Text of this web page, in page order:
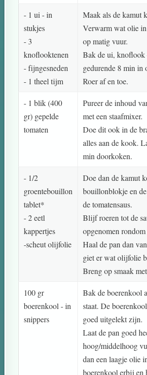
- 1 ui - in
stukjes
- 3
knoflooktenen
- fijngesneden
- 1 theel tijm
Maak als de kamut
Verwarm wat olie
op matig vuur.
Bak de ui,
gedurende 8 min in
Roer af en toe.
- 1 blik (400
gr) gepelde
tomaten
Pureer de inhoud
met een staafmixer.
Doe dit ook in de
alles aan de kook.
min doorkoken.
- 1/2
groentebouillon
tablet*
- 2 eetl
kappertjes
-scheut olijfolie
Doe dan de kamut
bouillonblokje en
de tomatensaus.
Blijf roeren tot de
opgenomen
Haal de pan dan
giet er wat olijfolie
Breng op smaak
100 gr
boerenkool - in
snippers
Bak de boerenkool
staat. De
goed uitgelekt zijn.
Laat de pan goed
hoog/middelhoog
dan een laagje olie
boerenkool erbij en